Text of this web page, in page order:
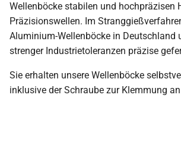
Wellenböcke stabilen und hochpräzisen
Präzisionswellen. Im
Aluminium-Wellenböcke in Deutschland
strenger Industrietoleranzen präzise
Sie erhalten unsere Wellenböcke
inklusive der Schraube zur Klemmung